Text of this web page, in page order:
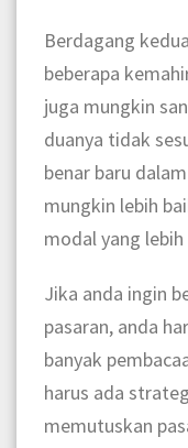
Berdagang
beberapa
juga mungkin
duanya tidak
benar baru
mungkin lebih
modal yang lebih
Jika anda ingin
pasaran, anda
banyak
harus ada
memutuskan